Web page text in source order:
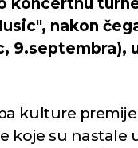
nakon
9.septembra),
kulture
koje su nastale